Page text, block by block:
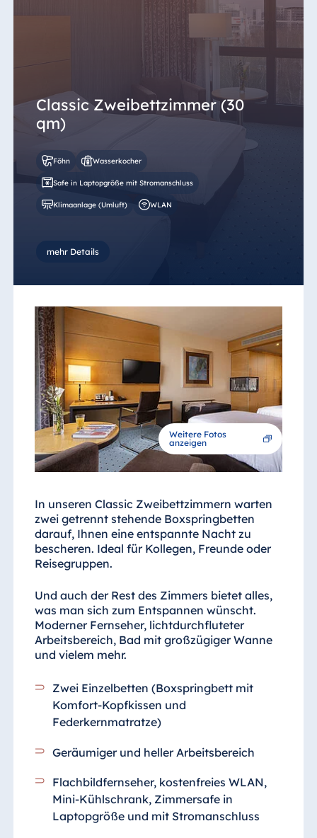
Classic Zweibettzimmer (30
qm)
Föhn Wasserkocher
Safe in Laptopgröße mit Stromanschluss
Klimaanlage (Umluft) WLAN
mehr Details
Weitere Fotos
anzeigen
In unseren Classic Zweibettzimmern warten
zwei getrennt stehende Boxspringbetten
darauf, Ihnen eine entspannte Nacht zu
bescheren. Ideal für Kollegen, Freunde oder
Reisegruppen.
Und auch der Rest des Zimmers bietet alles,
was man sich zum Entspannen wünscht.
Moderner Fernseher, lichtdurchfluteter
Arbeitsbereich, Bad mit großzügiger Wanne
und vielem mehr.
Zwei Einzelbetten (Boxspringbett mit
Komfort-Kopfkissen und
Federkernmatratze)
Geräumiger und heller Arbeitsbereich
Flachbildfernseher, kostenfreies WLAN,
Mini-Kühlschrank, Zimmersafe in
Laptopgröße und mit Stromanschluss